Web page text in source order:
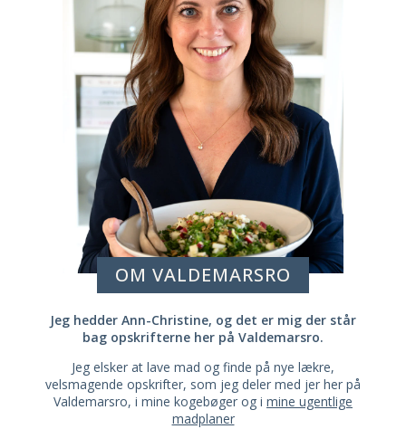
OM VALDEMARSRO
Jeg hedder Ann-Christine, og det er mig der står
bag opskrifterne her på Valdemarsro.
Jeg elsker at lave mad og finde på nye lækre,
velsmagende opskrifter, som jeg deler med jer her på
Valdemarsro, i mine kogebøger og i mine ugentlige
madplaner